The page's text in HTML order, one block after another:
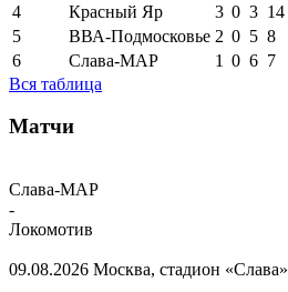
4
Красный Яр 3 0 3 14
5
ВВА-Подмосковье 2 0 5 8
6
Слава-МАР 1 0 6 7
Вся таблица
Матчи
Слава-МАР
-
Локомотив
09.08.2026 Москва, стадион «Слава»